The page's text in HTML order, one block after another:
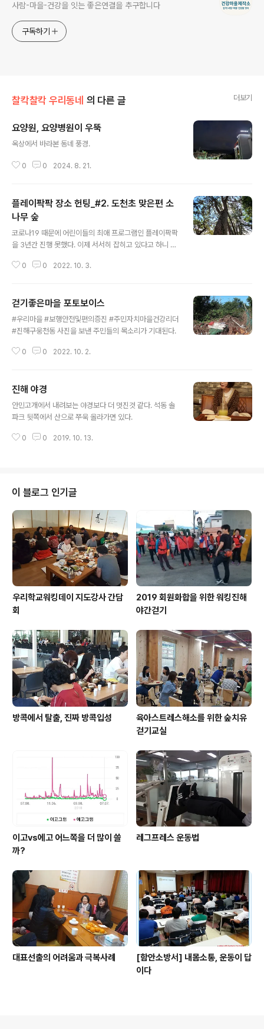
사람-마을-건강을 잇는 좋은연결을 추구합니다
구독하기
찰칵찰칵 우리동네 의 다른 글 더보기
요양원, 요양병원이 우뚝
옥상에서 바라본 동네 풍경.
0 0 2024. 8. 21.
플레이팍팍 장소 헌팅_#2. 도천초 맞은편 소
나무 숲
코로나19 때문에 어린이들의 최애 프로그램인 플레이팍팍
을 3년간 진행 못했다. 이제 서서히 잡히고 있다고 하니 11
을 온전히 충족할 만한 곳이 있나? 틈틈이 찾아 나선다. [2
의 자원봉사 신청이 확~~줄었다고 한다. 참가한 시민들이
안전하고 기다림없이 즐기기 위해서는 보조인력이 꼭 필요
한데....어떻게 풀어야 할까??? 5. 부모 참가 게임 오늘은
2m다. 제일 굵은 소나무는 4m다. 이 나무의 가지 반지름
0 0 2022. 10. 3.
걷기좋은마을 포토보이스
#우리마을 #보행안전및편의증진 #주민자치마을건강리더
#진해구웅천동 사진을 보낸 주민들의 목소리가 기대된다.
0 0 2022. 10. 2.
진해 야경
안민고개에서 내려보는 야경보다 더 멋진것 같다. 석동 솔
파크 뒷쪽에서 산으로 쭈욱 올라가면 있다.
0 0 2019. 10. 13.
이 블로그 인기글
우리학교워킹데이 지도강사 간담
회
2019 회원화합을 위한 워킹진해
야간걷기
방콕에서 탈출, 진짜 방콕입성
육아스트레스해소를 위한 숲치유
걷기교실
이고vs에고 어느쪽을 더 많이 쓸
까?
레그프레스 운동법
대표선출의 어려움과 극복사례
[함안소방서] 내몸소통, 운동이 답
이다